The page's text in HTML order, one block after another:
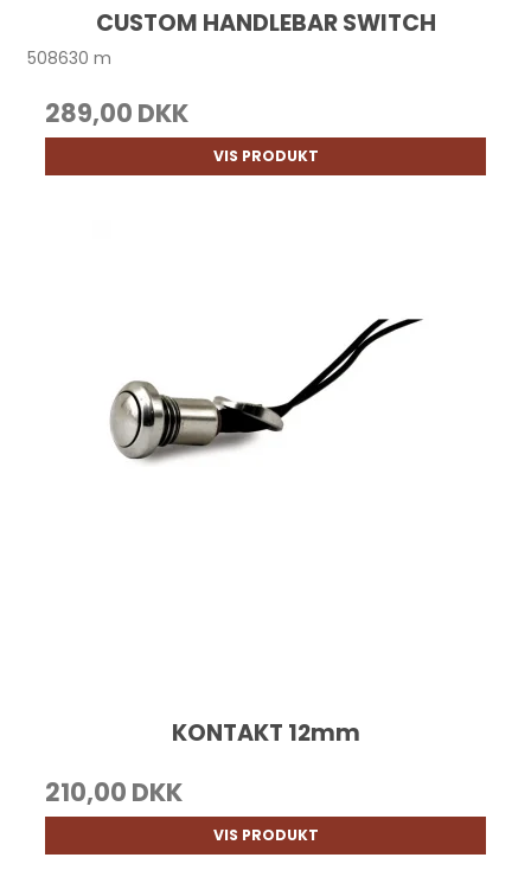
CUSTOM HANDLEBAR SWITCH
508630 m
289,00 DKK
VIS PRODUKT
KONTAKT 12mm
210,00 DKK
VIS PRODUKT